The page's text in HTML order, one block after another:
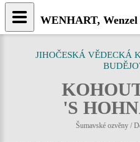
JIHOČESKÁ VĚDECKÁ
'S
Šumavské ozvěny /
WENHART,